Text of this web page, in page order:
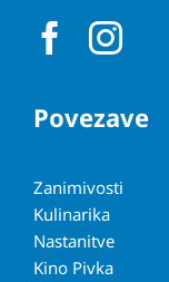
Povezave
Zanimivosti
Kulinarika
Nastanitve
Kino Pivka